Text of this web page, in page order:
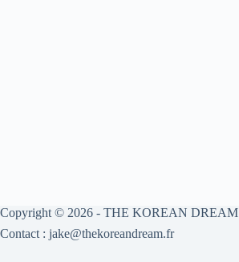
Copyright © 2026 - THE KOREAN DREAM
Contact : jake@thekoreandream.fr